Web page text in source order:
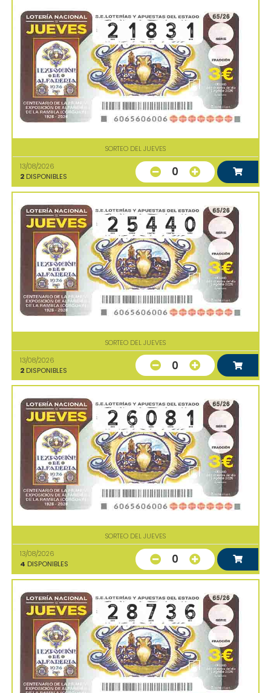
SORTEO DEL JUEVES
13/08/2026
2 DISPONIBLES 0
SORTEO DEL JUEVES
13/08/2026
2 DISPONIBLES 0
SORTEO DEL JUEVES
13/08/2026
4 DISPONIBLES 0